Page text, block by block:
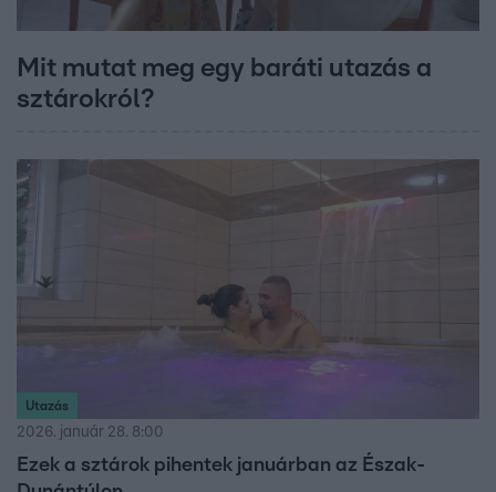
Mit mutat meg egy baráti utazás a
sztárokról?
Utazás
2026. január 28. 8:00
Ezek a sztárok pihentek januárban az Észak-